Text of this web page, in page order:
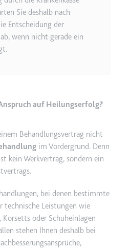
Sie deshalb nach
Entscheidung der
wenn nicht gerade ein
auf Heilungserfolg?
Behandlungsvertrag nicht
im Vordergrund. Denn
kein Werkvertrag, sondern ein
bei denen bestimmte
technische Leistungen wie
Korsetts oder Schuheinlagen
stehen Ihnen deshalb bei